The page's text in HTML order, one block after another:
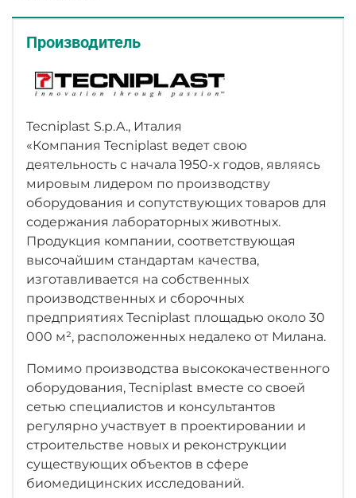
Производитель
Tecniplast S.p.A., Италия
«Компания Tecniplast ведет свою
деятельность с начала 1950-х годов, являясь
мировым лидером по производству
оборудования и сопутствующих товаров для
содержания лабораторных животных.
Продукция компании, соответствующая
высочайшим стандартам качества,
изготавливается на собственных
производственных и сборочных
предприятиях Tecniplast площадью около 30
000 м², расположенных недалеко от Милана.
Помимо производства высококачественного
оборудования, Tecniplast вместе со своей
сетью специалистов и консультантов
регулярно участвует в проектировании и
строительстве новых и реконструкции
существующих объектов в сфере
биомедицинских исследований.